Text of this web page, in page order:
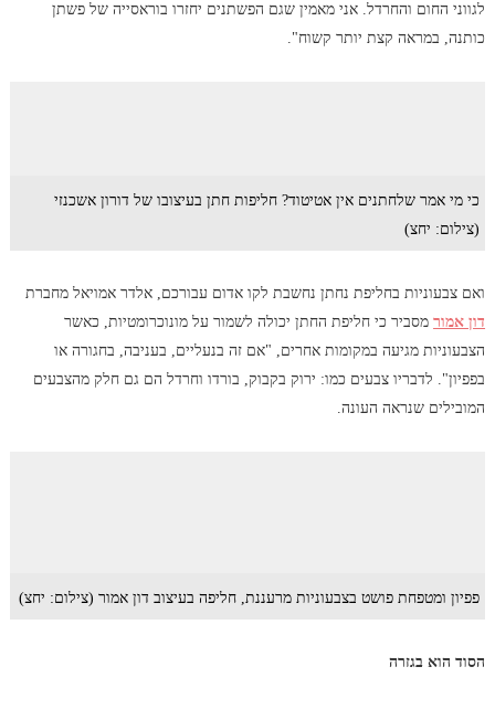
לגווני החום והחרדל. אני מאמין שגם הפשתנים יחזרו בוראסייה של פשתן
כותנה, במראה קצת יותר קשוח".
כי מי אמר שלחתנים אין אטיטוד? חליפות חתן בעיצובו של דורון אשכנזי
(צילום: יחצ)
ואם צבעוניות בחליפת נחתן נחשבת לקו אדום עבורכם, אלדר אמויאל מחברת
דון אמורמסביר כי חליפת החתן יכולה לשמור על מונוכרומטיות, כאשר
הצבעוניות מגיעה במקומות אחרים, "אם זה בנעליים, בעניבה, בחגורה או
בפפיון". לדבריו צבעים כמו: ירוק בקבוק, בורדו וחרדל הם גם חלק מהצבעים
המובילים שנראה העונה.
פפיון ומטפחת פושט בצבעוניות מרעננת, חליפה בעיצוב דון אמור (צילום: יחצ)
הסוד הוא בגזרה